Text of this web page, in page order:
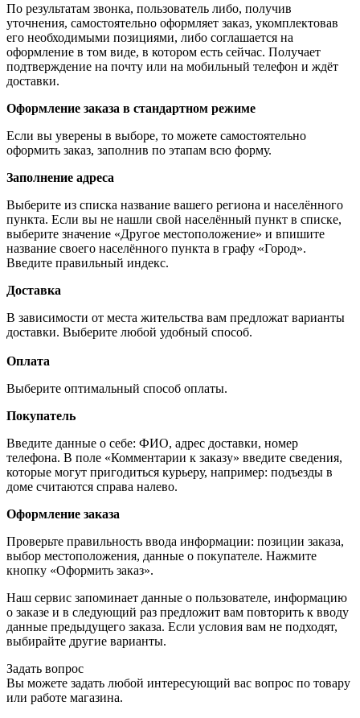
По результатам звонка, пользователь либо, получив
уточнения, самостоятельно оформляет заказ, укомплектовав
его необходимыми позициями, либо соглашается на
оформление в том виде, в котором есть сейчас. Получает
подтверждение на почту или на мобильный телефон и ждёт
доставки.
Оформление заказа в стандартном режиме
Если вы уверены в выборе, то можете самостоятельно
оформить заказ, заполнив по этапам всю форму.
Заполнение адреса
Выберите из списка название вашего региона и населённого
пункта. Если вы не нашли свой населённый пункт в списке,
выберите значение «Другое местоположение» и впишите
название своего населённого пункта в графу «Город».
Введите правильный индекс.
Доставка
В зависимости от места жительства вам предложат варианты
доставки. Выберите любой удобный способ.
Оплата
Выберите оптимальный способ оплаты.
Покупатель
Введите данные о себе: ФИО, адрес доставки, номер
телефона. В поле «Комментарии к заказу» введите сведения,
которые могут пригодиться курьеру, например: подъезды в
доме считаются справа налево.
Оформление заказа
Проверьте правильность ввода информации: позиции заказа,
выбор местоположения, данные о покупателе. Нажмите
кнопку «Оформить заказ».
Наш сервис запоминает данные о пользователе, информацию
о заказе и в следующий раз предложит вам повторить к вводу
данные предыдущего заказа. Если условия вам не подходят,
выбирайте другие варианты.
Задать вопрос
Вы можете задать любой интересующий вас вопрос по товару
или работе магазина.